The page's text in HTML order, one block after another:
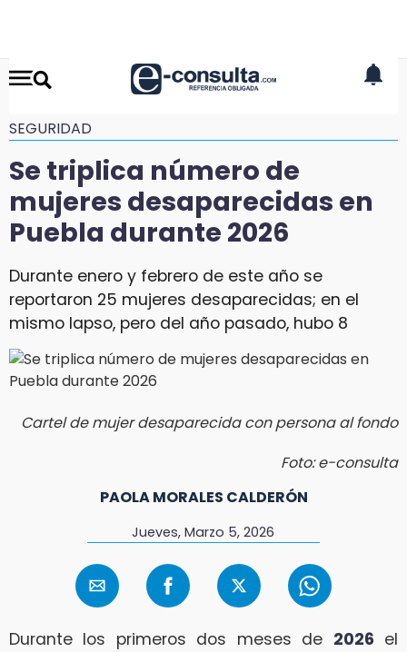
SEGURIDAD
Se triplica número de
mujeres desaparecidas en
Puebla durante 2026
Durante enero y febrero de este año se
reportaron 25 mujeres desaparecidas; en el
mismo lapso, pero del año pasado, hubo 8
Cartel de mujer desaparecida con persona al fondo
Foto: e-consulta
PAOLA MORALES CALDERÓN
Jueves, Marzo 5, 2026
Durante los primeros dos meses de 2026 el